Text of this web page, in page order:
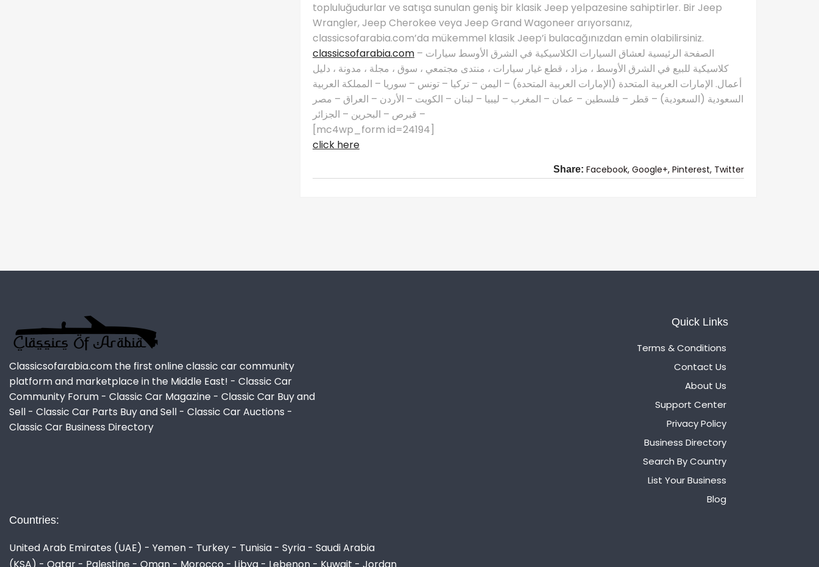
topluluğudurlar ve satışa sunulan geniş bir klasik Jeep yelpazesine sahiptirler. Bir Jeep
Wrangler, Jeep Cherokee veya Jeep Grand Wagoneer arıyorsanız,
classicsofarabia.com’da mükemmel klasik Jeep’i bulacağınızdan emin olabilirsiniz.
classicsofarabia.com – الصفحة الرئيسية لعشاق السيارات الكلاسيكية في الشرق الأوسط سيارات
كلاسيكية للبيع في الشرق الأوسط ، مزاد ، قطع غيار سيارات ، منتدى مجتمعي ، سوق ، مجلة ، مدونة ، دليل
أعمال. الإمارات العربية المتحدة (الإمارات العربية المتحدة) – اليمن – تركيا – تونس – سوريا – المملكة العربية
السعودية (السعودية) – قطر – فلسطين – عمان – المغرب – ليبيا – لبنان – الكويت – الأردن – العراق – مصر
– قبرص – البحرين – الجزائر
[mc4wp_form id=24194]
click here
Share: Facebook, Google+, Pinterest, Twitter
Classicsofarabia.com the first online classic car community
platform and marketplace in the Middle East! - Classic Car
Community Forum - Classic Car Magazine - Classic Car Buy and
Sell - Classic Car Parts Buy and Sell - Classic Car Auctions -
Classic Car Business Directory
Quick Links
Terms & Conditions
Contact Us
About Us
Support Center
Privacy Policy
Business Directory
Search By Country
List Your Business
Blog
Countries:
United Arab Emirates (UAE) - Yemen - Turkey - Tunisia - Syria - Saudi Arabia